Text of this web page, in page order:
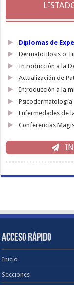
Diplomas de
Dermatofitosis o
Introducción a la
Actualización de
Introducción a la
Psicodermatología
Enfermedades de
Conferencias
ACCESO RÁPIDO
Inicio
Secciones